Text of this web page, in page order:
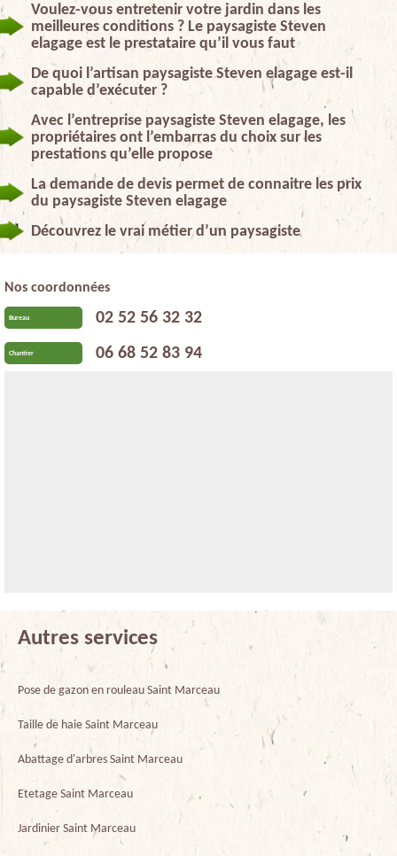
Voulez-vous entretenir votre jardin dans les
meilleures conditions ? Le paysagiste Steven
elagage est le prestataire qu’il vous faut
De quoi l’artisan paysagiste Steven elagage est-il
capable d’exécuter ?
Avec l’entreprise paysagiste Steven elagage, les
propriétaires ont l’embarras du choix sur les
prestations qu’elle propose
La demande de devis permet de connaitre les prix
du paysagiste Steven elagage
Découvrez le vrai métier d’un paysagiste
Nos coordonnées
Bureau 02 52 56 32 32
Chantier 06 68 52 83 94
Autres services
Pose de gazon en rouleau Saint Marceau
Taille de haie Saint Marceau
Abattage d'arbres Saint Marceau
Etetage Saint Marceau
Jardinier Saint Marceau